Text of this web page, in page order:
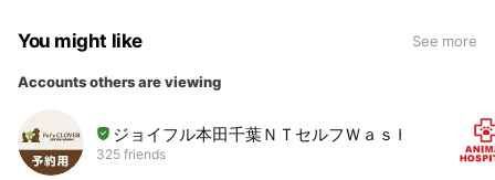
You might like See more
Accounts others are viewing
ジョイフル本田千葉ＮＴセルフＷａｓｈ予約
325 friends